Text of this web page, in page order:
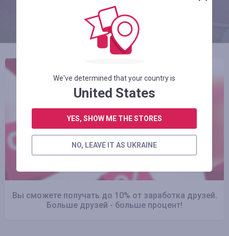
Уже зарегистрированы?
Вы сможете получать до 10% от заработка друзей.
Больше друзей - больше процент!
We've determined that your country is
United States
YES, SHOW ME THE STORES
NO, LEAVE IT AS UKRAINE